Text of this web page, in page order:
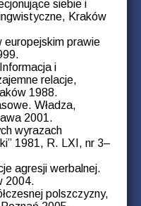
siebie i
Kraków
europejskim prawie
i
relacje,
1988.
Władza,
2001.
wyrazach
1981, R. LXI, nr 3–
agresji werbalnej.
2004.
polszczyzny,